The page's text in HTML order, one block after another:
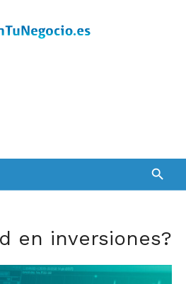
en inversiones?